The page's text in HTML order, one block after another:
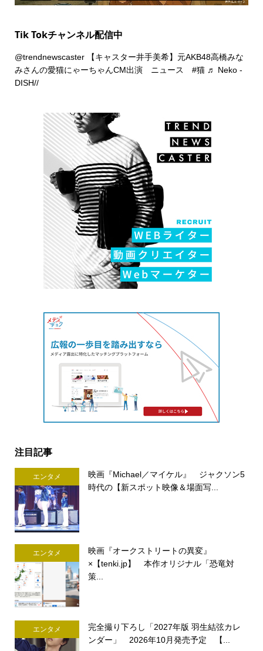
Tik Tokチャンネル配信中
@trendnewscaster【キャスター井手美希】元AKB48高橋みな
みさんの愛猫にゃーちゃんCM出演 ニュース #猫 ♬ Neko -
DISH//
注目記事
エンタメ
映画『Michael／マイケル』 ジャクソン5
時代の【新スポット映像＆場面写...
エンタメ
映画『オークストリートの異変』
×【tenki.jp】 本作オリジナル「恐竜対
策...
エンタメ
完全撮り下ろし「2027年版 羽生結弦カレ
ンダー」 2026年10月発売予定 【...